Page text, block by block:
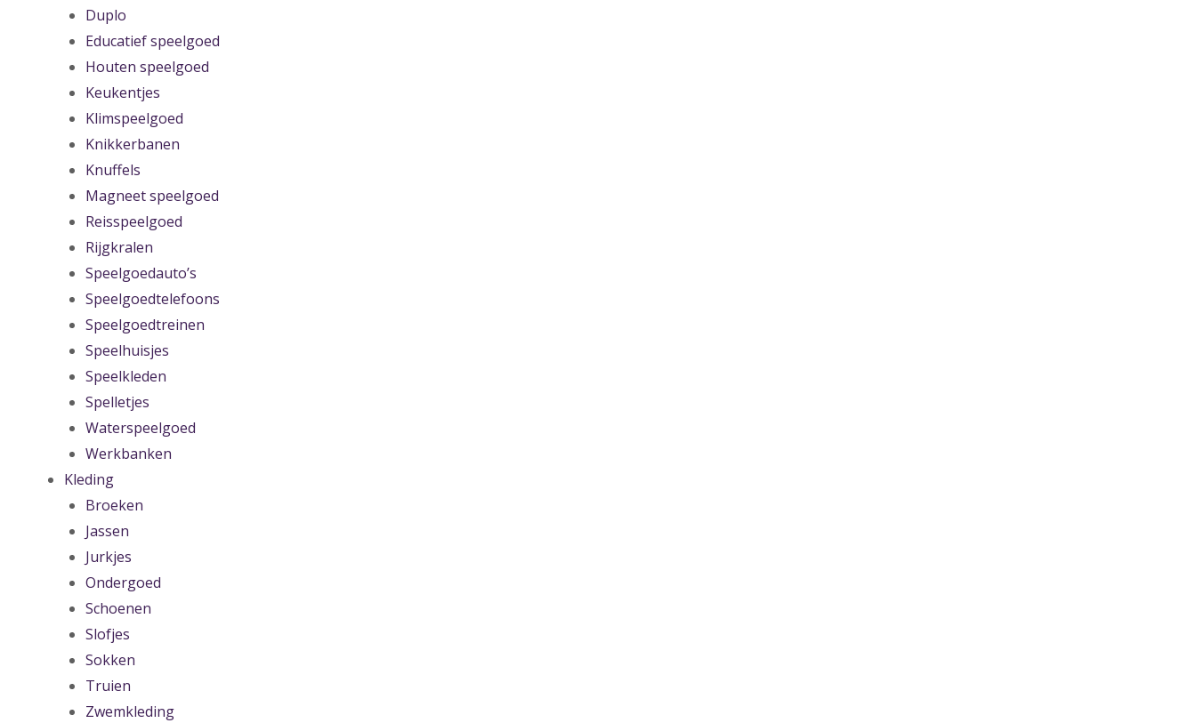
Duplo
Educatief speelgoed
Houten speelgoed
Keukentjes
Klimspeelgoed
Knikkerbanen
Knuffels
Magneet speelgoed
Reisspeelgoed
Rijgkralen
Speelgoedauto’s
Speelgoedtelefoons
Speelgoedtreinen
Speelhuisjes
Speelkleden
Spelletjes
Waterspeelgoed
Werkbanken
Kleding
Broeken
Jassen
Jurkjes
Ondergoed
Schoenen
Slofjes
Sokken
Truien
Zwemkleding